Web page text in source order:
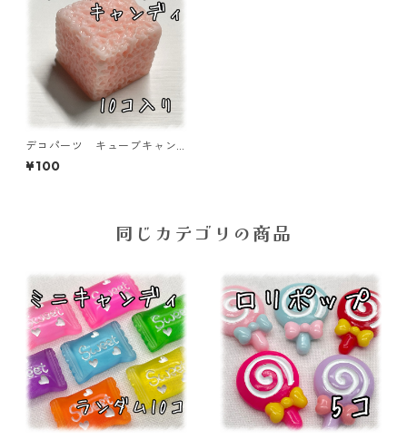
デコパーツ キューブキャン
ディ ピンク10個入り 貼り
付けパーツ【DP-CY-008-PN
¥100
同じカテゴリの商品